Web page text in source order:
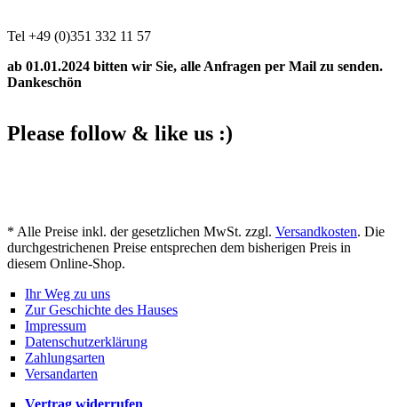
Tel +49 (0)351 332 11 57
ab 01.01.2024 bitten wir Sie, alle Anfragen per Mail zu senden.
Dankeschön
Please follow & like us :)
* Alle Preise inkl. der gesetzlichen MwSt. zzgl. Versandkosten. Die
durchgestrichenen Preise entsprechen dem bisherigen Preis in
diesem Online-Shop.
Ihr Weg zu uns
Zur Geschichte des Hauses
Impressum
Datenschutzerklärung
Zahlungsarten
Versandarten